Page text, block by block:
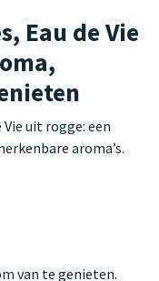
Eau de Vie
Vie uit rogge: een
aroma’s.
van te genieten.